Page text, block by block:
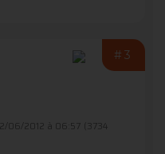
#3
06/2012 à 06:57
(3734